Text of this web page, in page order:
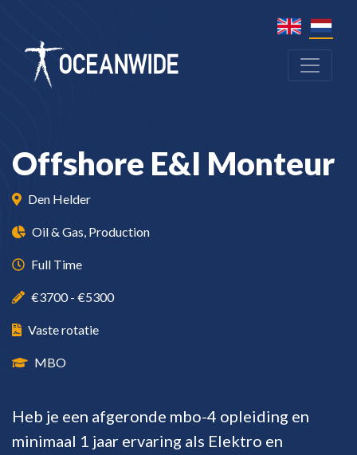
Offshore E&I Monteur
Den Helder
Oil & Gas, Production
Full Time
€3700 - €5300
Vaste rotatie
MBO
Heb je een afgeronde mbo-4 opleiding en
minimaal 1 jaar ervaring als Elektro en